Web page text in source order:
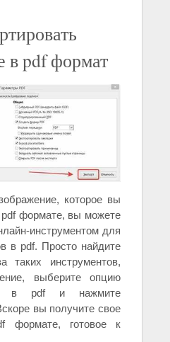
в pdf формат
которое вы
pdf формате, вы можете
инструментом для
в pdf. Просто найдите
таких инструментов,
выберите опцию
в pdf и нажмите
вы получите свое
формате, готовое к